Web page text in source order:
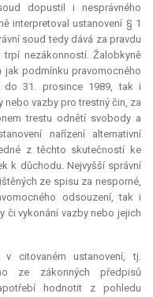
dopustil i nesprávného
interpretoval ustanovení § 1
soud tedy dává za pravdu
nezákonností. Žalobkyně
jak podmínku pravomocného
31. prosince 1989, tak i
vazby pro trestný čin, za
trestu odnětí svobody a
nařízení alternativní
z těchto skutečností ke
k důchodu. Nejvyšší správní
ze spisu za nesporné,
odsouzení, tak i
či vykonání vazby nebo jejich
citovaném ustanovení, tj.
ze zákonných předpisů
hodnotit z pohledu